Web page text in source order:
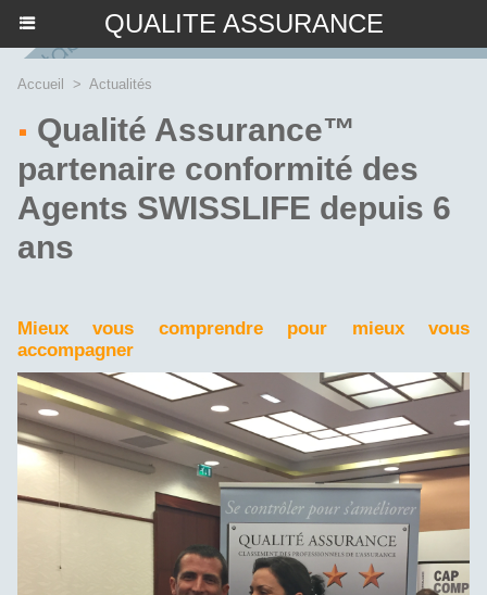
QUALITE ASSURANCE
Accueil > Actualités
Qualité Assurance™
partenaire conformité des
Agents SWISSLIFE depuis 6
ans
Mieux vous comprendre pour mieux vous
accompagner